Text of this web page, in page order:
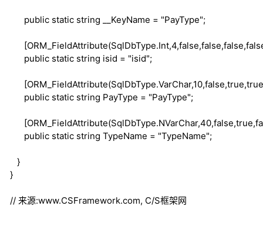
public static string __KeyName = "PayType";
[ORM_FieldAttribute(SqlDbType.Int,4,false,false,false,
public static string isid = "isid";
[ORM_FieldAttribute(SqlDbType.VarChar,10,false,true,true
public static string PayType = "PayType";
[ORM_FieldAttribute(SqlDbType.NVarChar,40,false,true,
public static string TypeName = "TypeName";
}
}
// 来源:www.CSFramework.com, C/S框架网